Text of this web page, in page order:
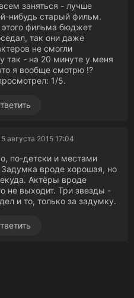
заняться - лучше
нибудь старый фильм.
фильма бюджет
так они даже
не смогли
так - на 20 минуте у меня
я вообще смотрю !?
1/5.
августа 2015 17:04
по-детски и местами
вроде хорошая, но
Актёры вроде
не выходит. Три звезды -
и то, только за задумку.